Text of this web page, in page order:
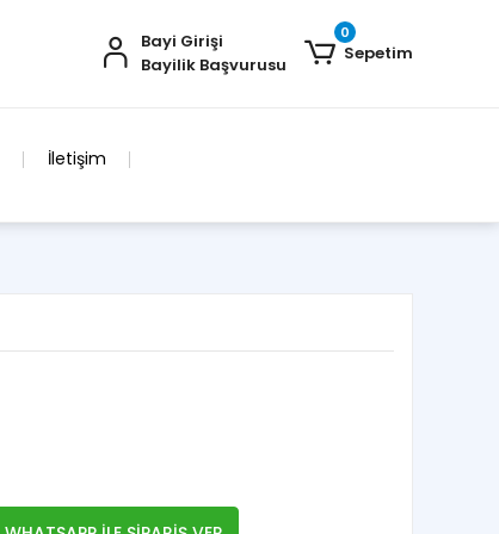
Bayi Girişi
Bayilik Başvurusu
0
Sepetim
İletişim